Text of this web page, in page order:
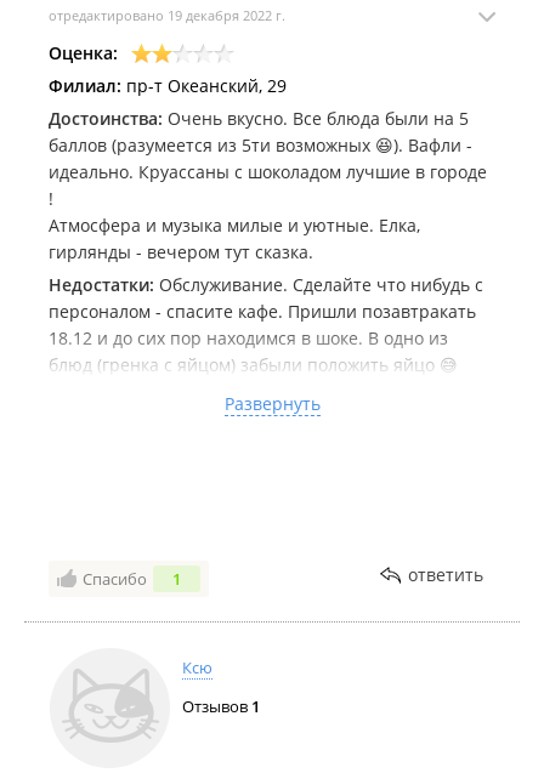
отредактировано 19 декабря 2022 г.
Оценка:
Филиал: пр-т Океанский, 29
Достоинства: Очень вкусно. Все блюда были на 5
баллов (разумеется из 5ти возможных 😆). Вафли -
идеально. Круассаны с шоколадом лучшие в городе
!
Атмосфера и музыка милые и уютные. Елка,
гирлянды - вечером тут сказка.
Недостатки: Обслуживание. Сделайте что нибудь с
персоналом - спасите кафе. Пришли позавтракать
18.12 и до сих пор находимся в шоке. В одно из
блюд (гренка с яйцом) забыли положить яйцо 😅
оооочень долгая, кофе принесли в самом конце и
принесли примерно такую же грязную 🙈 грязную
предыдущего посетителя.
Комментарий:
едой, надеемся, что обслуживание поправят (17.12
вечером - все было идеально).
Развернуть
Спасибо 1 ответить
Ксю
Отзывов 1